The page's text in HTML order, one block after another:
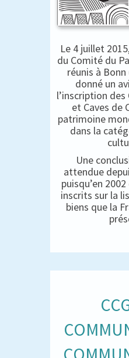
Le 4 juillet
du Comité du
réunis à
donné un
l’inscription
et Caves de
patrimoine
dans la
Une
attendue
puisqu’en
inscrits sur la
biens que la